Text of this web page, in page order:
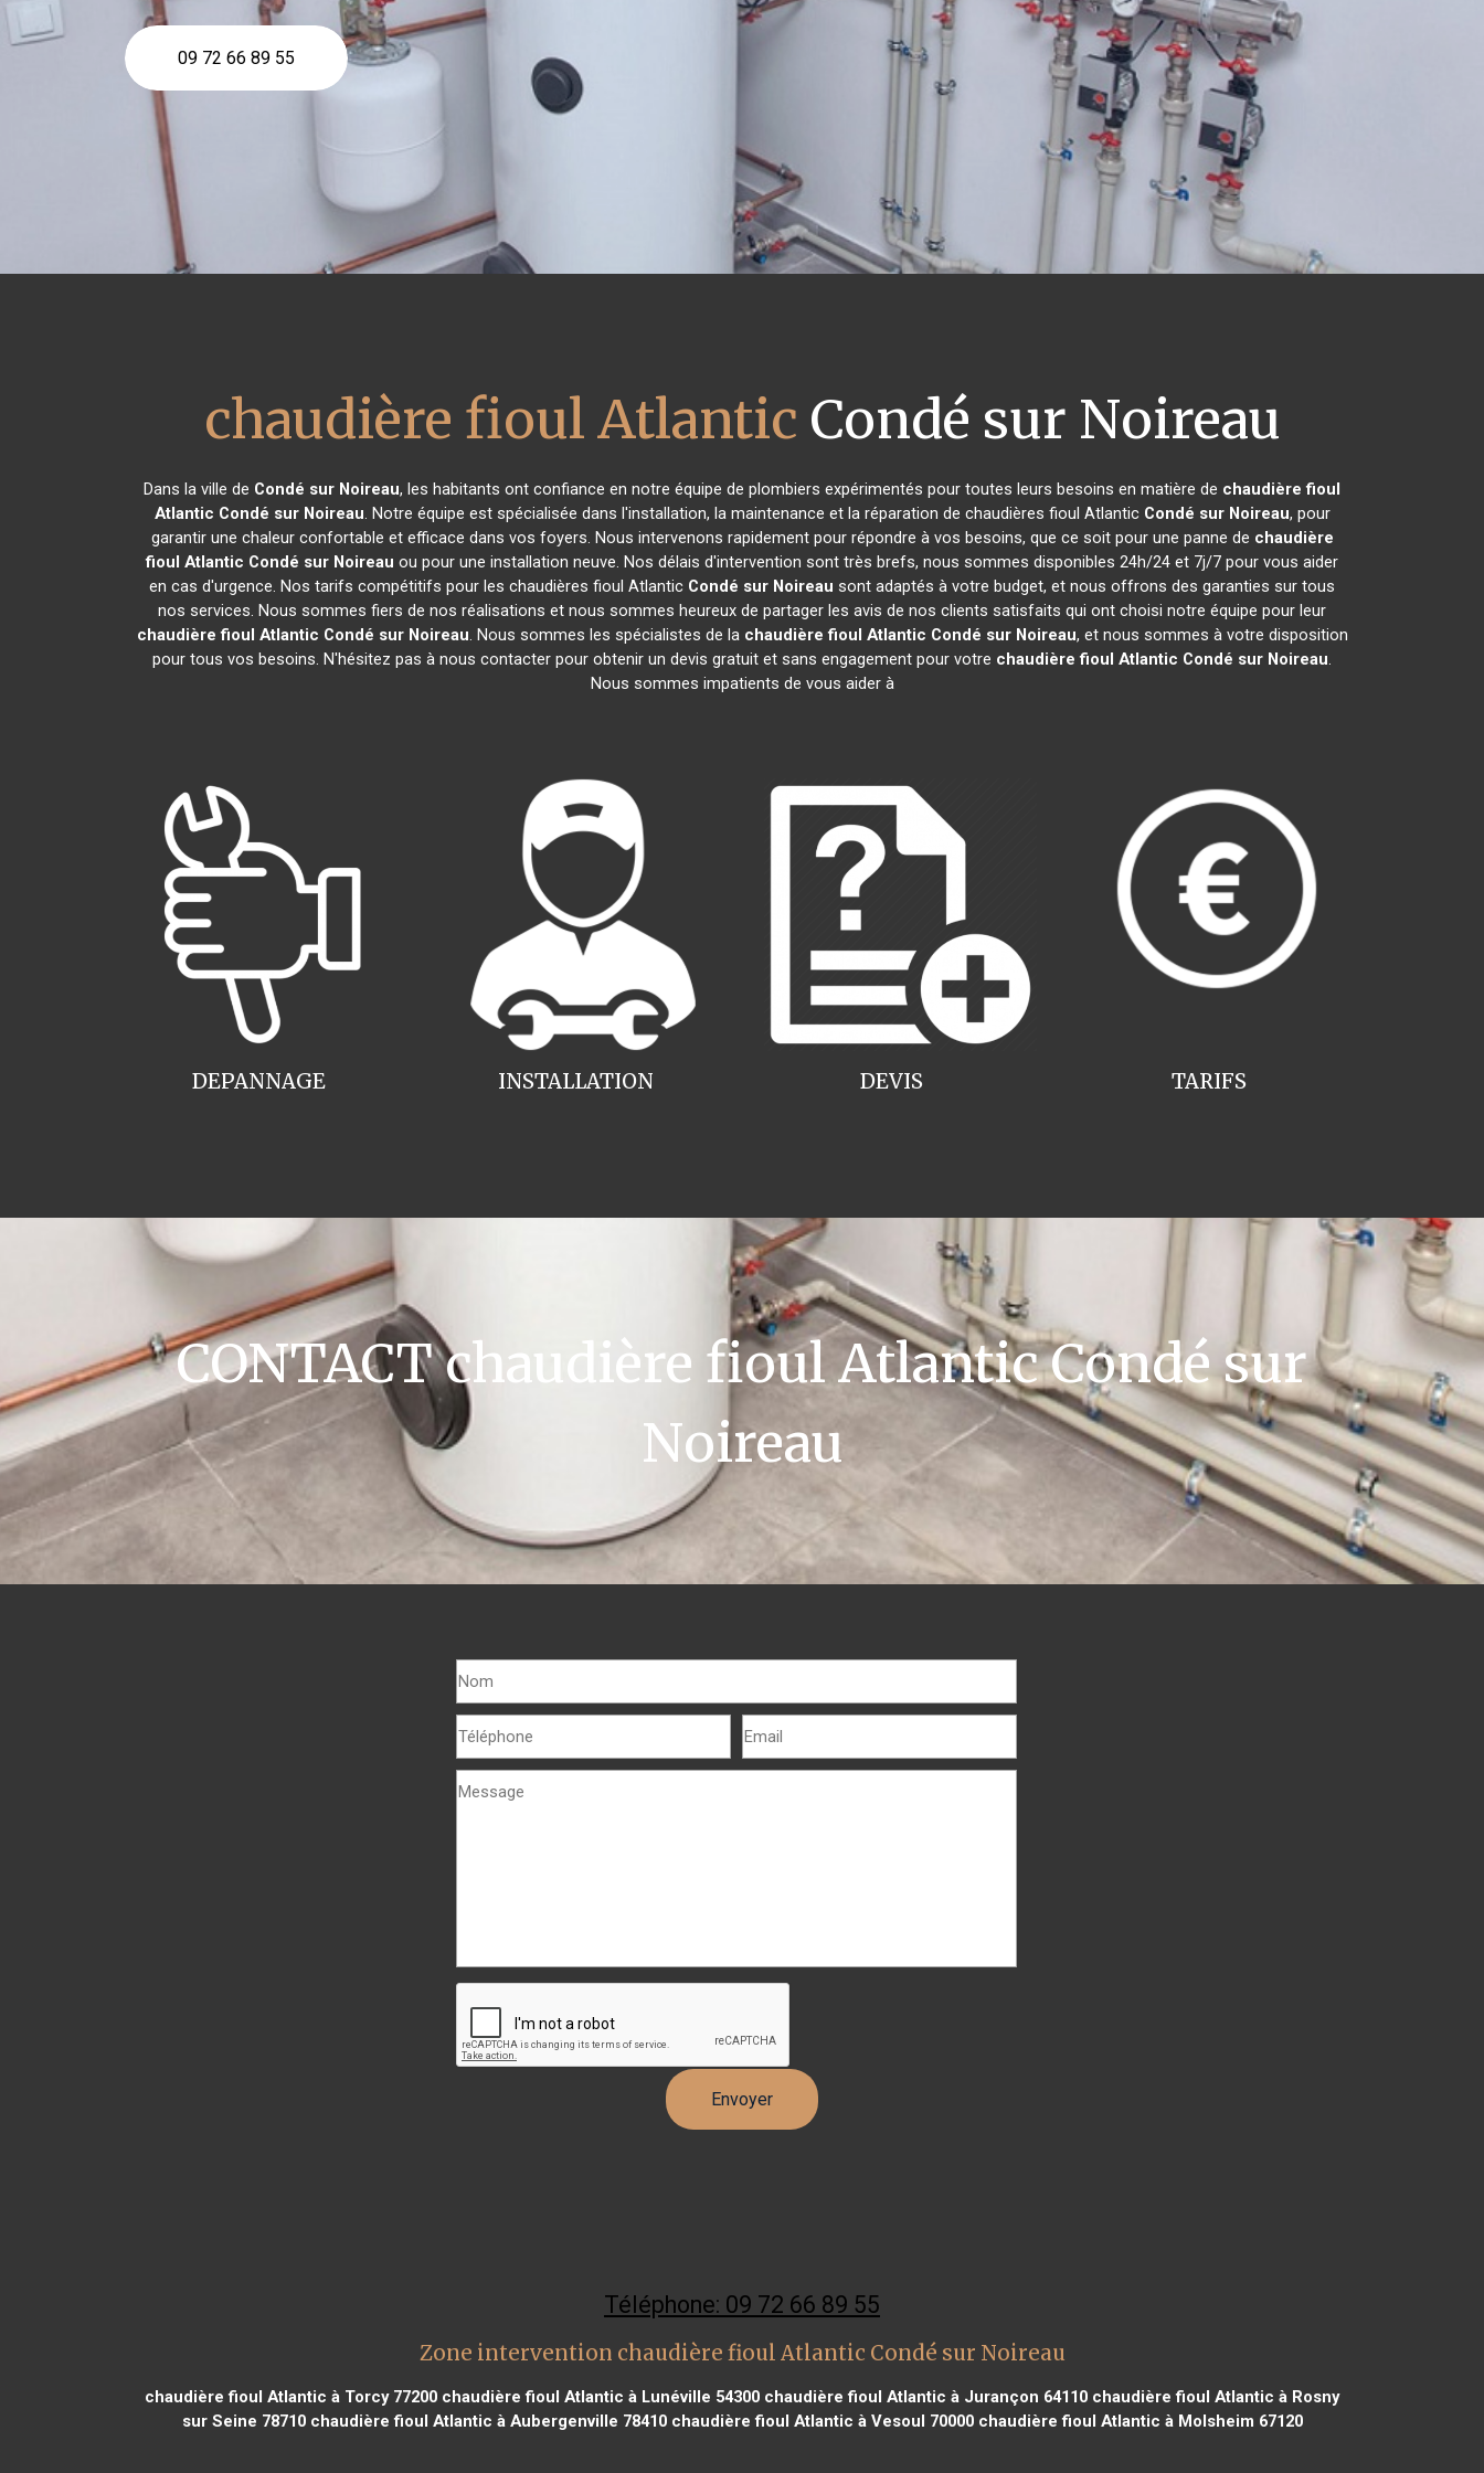
09 72 66 89 55
chaudière fioul Atlantic Condé sur Noireau
Dans la ville de Condé sur Noireau, les habitants ont confiance en notre équipe de plombiers expérimentés pour toutes leurs besoins en matière de chaudière fioul
Atlantic Condé sur Noireau. Notre équipe est spécialisée dans l'installation, la maintenance et la réparation de chaudières fioul Atlantic Condé sur Noireau, pour
garantir une chaleur confortable et efficace dans vos foyers. Nous intervenons rapidement pour répondre à vos besoins, que ce soit pour une panne de chaudière
fioul Atlantic Condé sur Noireau ou pour une installation neuve. Nos délais d'intervention sont très brefs, nous sommes disponibles 24h/24 et 7j/7 pour vous aider
en cas d'urgence. Nos tarifs compétitifs pour les chaudières fioul Atlantic Condé sur Noireau sont adaptés à votre budget, et nous offrons des garanties sur tous
nos services. Nous sommes fiers de nos réalisations et nous sommes heureux de partager les avis de nos clients satisfaits qui ont choisi notre équipe pour leur
chaudière fioul Atlantic Condé sur Noireau. Nous sommes les spécialistes de la chaudière fioul Atlantic Condé sur Noireau, et nous sommes à votre disposition
pour tous vos besoins. N'hésitez pas à nous contacter pour obtenir un devis gratuit et sans engagement pour votre chaudière fioul Atlantic Condé sur Noireau.
Nous sommes impatients de vous aider à
INSTALLATION
DEPANNAGE TARIFS
DEVIS
CONTACT chaudière fioul Atlantic Condé sur
Noireau
Téléphone: 09 72 66 89 55
Zone intervention chaudière fioul Atlantic Condé sur Noireau
chaudière fioul Atlantic à Torcy 77200 chaudière fioul Atlantic à Lunéville 54300 chaudière fioul Atlantic à Jurançon 64110 chaudière fioul Atlantic à Rosny
sur Seine 78710chaudière fioul Atlantic à Aubergenville 78410chaudière fioul Atlantic à Vesoul 70000chaudière fioul Atlantic à Molsheim 67120